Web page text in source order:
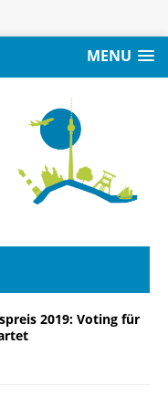
MENU
2019: Voting für